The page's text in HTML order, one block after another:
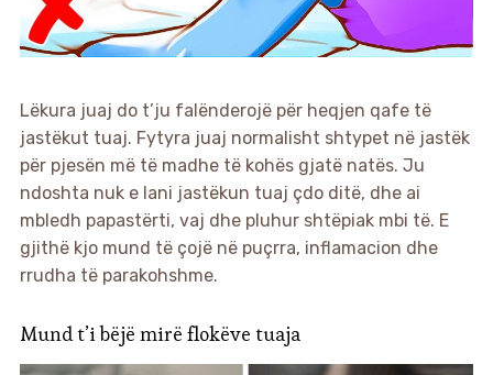
Lëkura juaj do t’ju falënderojë për heqjen qafe të
jastëkut tuaj. Fytyra juaj normalisht shtypet në jastëk
për pjesën më të madhe të kohës gjatë natës. Ju
ndoshta nuk e lani jastëkun tuaj çdo ditë, dhe ai
mbledh papastërti, vaj dhe pluhur shtëpiak mbi të. E
gjithë kjo mund të çojë në puçrra, inflamacion dhe
rrudha të parakohshme.
Mund t’i bëjë mirë flokëve tuaja